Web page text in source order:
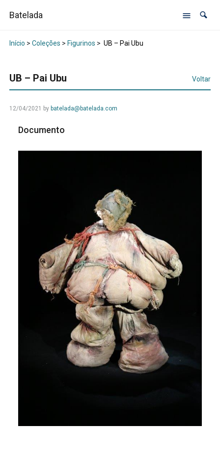
Batelada
Início > Coleções > Figurinos > UB – Pai Ubu
UB – Pai Ubu Voltar
12/04/2021 by batelada@batelada.com
Documento